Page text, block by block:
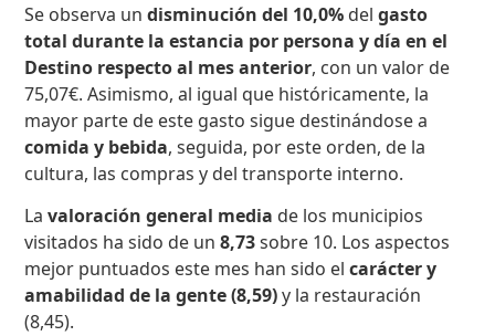
Se observa undisminución del 10,0% delgasto
total durante la estancia por persona y día en el
Destino respecto al mes anterior, con un valor de
75,07€. Asimismo, al igual que históricamente, la
mayor parte de este gasto sigue destinándose a
comida y bebida, seguida, por este orden, de la
cultura, las compras y del transporte interno.
Lavaloración general media de los municipios
visitados ha sido de un8,73sobre 10. Los aspectos
mejor puntuados este mes han sido elcarácter y
amabilidad de la gente (8,59)y la restauración
(8,45).